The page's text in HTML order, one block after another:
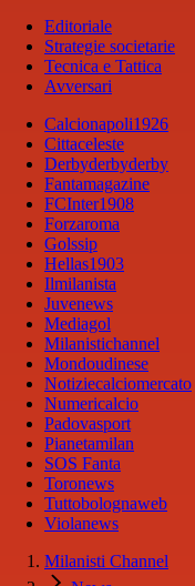
Editoriale
Strategie societarie
Tecnica e Tattica
Avversari
Calcionapoli1926
Cittaceleste
Derbyderbyderby
Fantamagazine
FCInter1908
Forzaroma
Golssip
Hellas1903
Ilmilanista
Juvenews
Mediagol
Milanistichannel
Mondoudinese
Notiziecalciomercato
Numericalcio
Padovasport
Pianetamilan
SOS Fanta
Toronews
Tuttobolognaweb
Violanews
Milanisti Channel